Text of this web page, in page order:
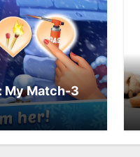
My Match-3